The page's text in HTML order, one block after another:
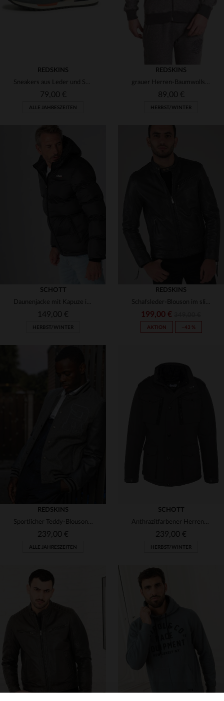
REDSKINS
Sneakers aus Leder und Synthetik in Grau und Denim
79,00 €
ALLE JAHRESZEITEN
REDSKINS
grauer Herren-Baumwollsweater REDSKINS
89,00 €
HERBST/WINTER
SCHOTT
Daunenjacke mit Kapuze in Anthrazit
149,00 €
HERBST/WINTER
REDSKINS
Schafsleder-Blouson im slim fit mit Biker-Details und Vintage-Charme.
199,00 €
AKTION −43 %
REDSKINS
Sportlicher Teddy-Blouson von Redskins aus Rindsleder und Textil.
239,00 €
ALLE JAHRESZEITEN
SCHOTT
Anthrazitfarbener Herrenmantel mit Taschen
239,00 €
HERBST/WINTER